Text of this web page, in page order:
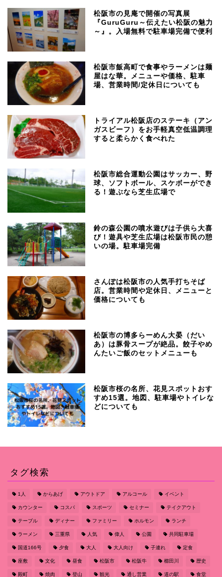
松阪市の見庵で開催の写真展
『GuruGuru～伝えたい松阪の魅力
～』。入場無料で駐車場完備で便利
松阪市飯高町で食事やラーメンは麺
屋はな華。メニューや価格、駐車
場、営業時間/定休日についても
トライアル松阪店のステーキ（アン
ガスビーフ）をお手軽真空低温調理
すると柔らかく食べれた
松阪市総合運動公園はサッカー、野
球、ソフトボール、スケボーができ
る！遊ぶなら芝生広場で
鈴の森公園の噴水遊びは子供ら大喜
び！遊具や芝生広場は松阪市民の憩
いの場。駐車場完備
さんぽは松阪市の人気手打ちそば
店。営業時間や定休日、メニューと
価格についても
松阪市の博多らーめん大晏（だい
あ）は豚骨スープが絶品。餃子やめ
んたいご飯のセットメニューも
松阪市桜の名所、花見スポットおす
すめ15選。地図、駐車場やトイレな
どについても
タグ検索
1人 からあげ アウトドア アルコール イベント
カウンター コスパ スポーツ セミナー テイクアウト
テーブル ディナー ファミリー ホルモン ランチ
ラーメン 三重県 人気 偉人 公園 共同駐車場
国道166号 夕食 大人 大人向け 子連れ 定食
座敷 文化 昼食 松阪市 松阪牛 櫛田川 歴史
殿町 焼肉 登山 観光 通し営業 道の駅 食堂